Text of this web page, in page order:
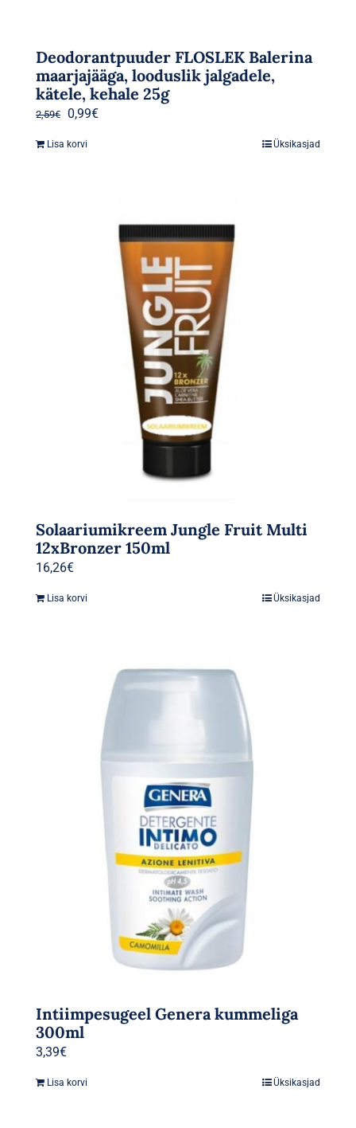
Deodorantpuuder FLOSLEK Balerina
maarjajääga, looduslik jalgadele,
kätele, kehale 25g
2,59€
Algne
0,99€Praegune
Lisa korvi Üksikasjad
Solaariumikreem Jungle Fruit Multi
12xBronzer 150ml
16,26€
Lisa korvi Üksikasjad
Intiimpesugeel Genera kummeliga
300ml
3,39€
Lisa korvi Üksikasjad